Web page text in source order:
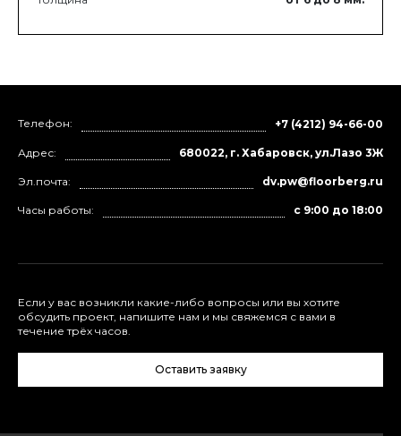
Телефон: +7 (4212) 94-66-00
Адрес: 680022, г. Хабаровск, ул.Лазо 3Ж
Эл.почта: dv.pw@floorberg.ru
Часы работы: с 9:00 до 18:00
Если у вас возникли какие-либо вопросы или вы хотите
обсудить проект, напишите нам и мы свяжемся с вами в
течение трёх часов.
Оставить заявку